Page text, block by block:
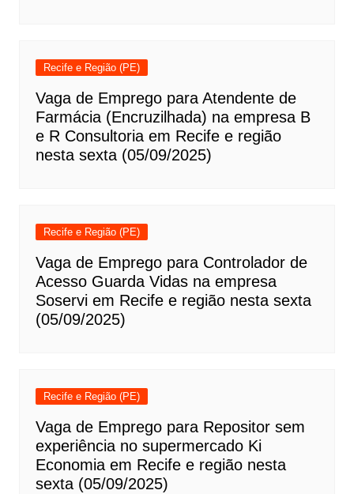
Recife e Região (PE)
Vaga de Emprego para Atendente de
Farmácia (Encruzilhada) na empresa B
e R Consultoria em Recife e região
nesta sexta (05/09/2025)
Recife e Região (PE)
Vaga de Emprego para Controlador de
Acesso Guarda Vidas na empresa
Soservi em Recife e região nesta sexta
(05/09/2025)
Recife e Região (PE)
Vaga de Emprego para Repositor sem
experiência no supermercado Ki
Economia em Recife e região nesta
sexta (05/09/2025)